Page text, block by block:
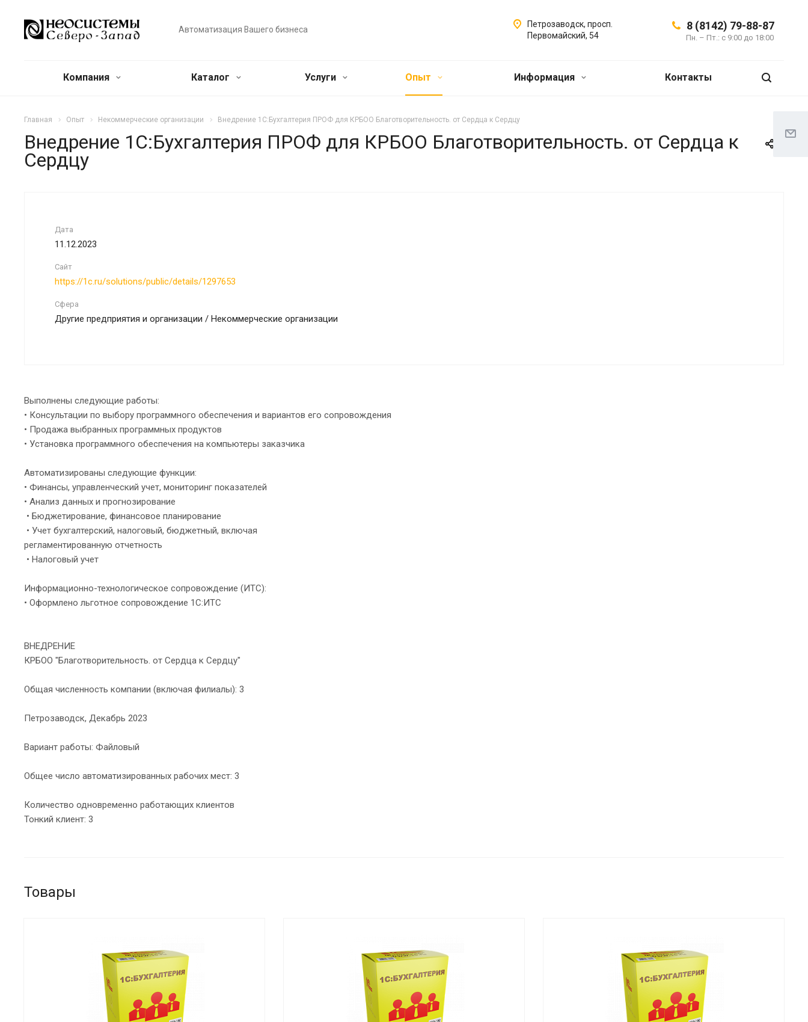
Автоматизация Вашего бизнеса 8 (8142) 79-88-87
Пн. – Пт.: с 9:00 до 18:00
Петрозаводск, просп.
Первомайский, 54
Компания Каталог Услуги Опыт Информация Контакты
Главная Опыт Некоммерческие организации Внедрение 1С:Бухгалтерия ПРОФ для КРБОО Благотворительность. от Сердца к Сердцу
Внедрение 1С:Бухгалтерия ПРОФ для КРБОО Благотворительность. от Сердца к
Сердцу
Дата
11.12.2023
Сайт
https://1c.ru/solutions/public/details/1297653
Сфера
Другие предприятия и организации / Некоммерческие организации
Выполнены следующие работы:
• Консультации по выбору программного обеспечения и вариантов его сопровождения
• Продажа выбранных программных продуктов
• Установка программного обеспечения на компьютеры заказчика
Автоматизированы следующие функции:
• Финансы, управленческий учет, мониторинг показателей
• Анализ данных и прогнозирование
• Бюджетирование, финансовое планирование
• Учет бухгалтерский, налоговый, бюджетный, включая
регламентированную отчетность
• Налоговый учет
Информационно-технологическое сопровождение (ИТС):
• Оформлено льготное сопровождение 1С:ИТС
ВНЕДРЕНИЕ
КРБОО "Благотворительность. от Сердца к Сердцу"
Общая численность компании (включая филиалы): 3
Петрозаводск, Декабрь 2023
Вариант работы: Файловый
Общее число автоматизированных рабочих мест: 3
Количество одновременно работающих клиентов
Тонкий клиент: 3
Товары